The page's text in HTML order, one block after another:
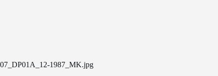
07_DP01A_12-1987_MK.jpg